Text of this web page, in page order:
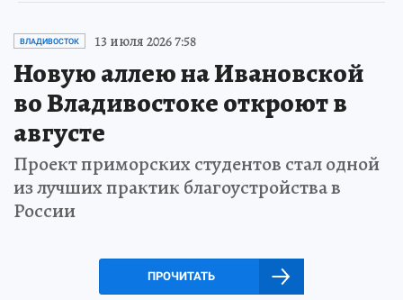
ВЛАДИВОСТОК 13 июля 2026 7:58
Новую аллею на Ивановской
во Владивостоке откроют в
августе
Проект приморских студентов стал одной
из лучших практик благоустройства в
России
ПРОЧИТАТЬ